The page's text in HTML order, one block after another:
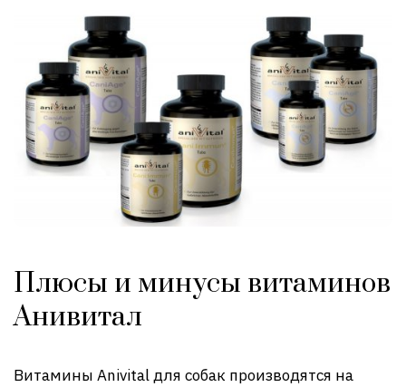
Плюсы и минусы витаминов
Анивитал
Витамины Anivital для собак производятся на